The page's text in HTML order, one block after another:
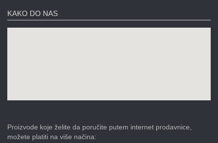
KAKO DO NAS
Proizvode koje želite da poručite putem internet prodavnice,
možete platiti na više načina: